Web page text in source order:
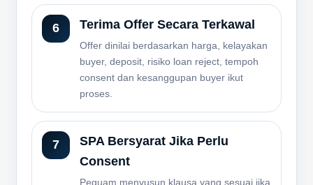
Terima Offer Secara Terkawal
Offer dinilai berdasarkan harga, kelayakan
buyer, deposit, risiko loan reject, tempoh
consent dan kesanggupan buyer ikut
proses.
SPA Bersyarat Jika Perlu
Consent
Peguam menyusun klausa yang sesuai jika